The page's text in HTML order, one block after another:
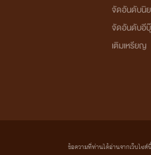
จัดอันดับนิ
จัดอันดับอี
เติมเหรียญ
ข้อความที่ท่านได้อ่านจากเว็บไซ